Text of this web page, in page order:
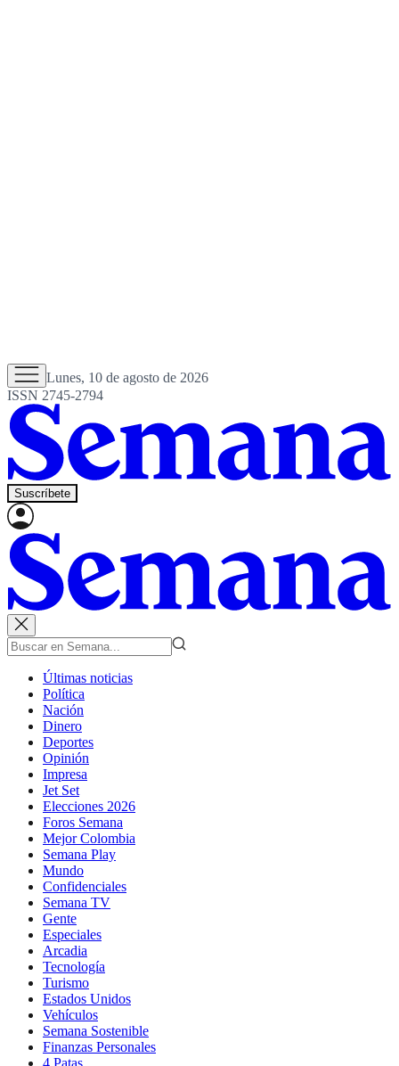
Lunes, 10 de agosto de 2026
ISSN 2745-2794
Suscríbete
Últimas noticias
Política
Nación
Dinero
Deportes
Opinión
Impresa
Jet Set
Elecciones 2026
Foros Semana
Mejor Colombia
Semana Play
Mundo
Confidenciales
Semana TV
Gente
Especiales
Arcadia
Tecnología
Turismo
Estados Unidos
Vehículos
Semana Sostenible
Finanzas Personales
4 Patas